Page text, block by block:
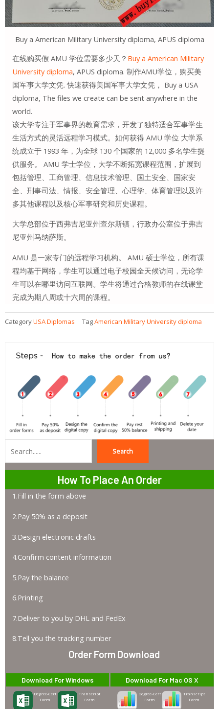
Buy a American Military University diploma, APUS diploma
在线购买假 AMU 学位需要多少天？ Buy a American Military
University diploma, APUS diploma. 制作AMU学位，购买美
国军事大学文凭. 快速获得美国军事大学文凭， Buy a USA
diploma, The files we create can be sent anywhere in the
world.
该大学专注于军事界的教育需求，开发了独特适合军事学生
生活方式的灵活远程学习模式。如何获得 AMU 学位 大学系
统成立于 1993 年，为全球 130 个国家的 12,000 多名学生提
供服务。 AMU 学士学位，大学不断拓宽课程范围，扩展到
包括管理、工商管理、信息技术管理、国土安全、国家安
全、刑事司法、情报、安全管理、心理学、体育管理以及许
多其他课程以及核心军事研究和历史课程。
大学总部位于西弗吉尼亚州查尔斯镇，行政办公室位于弗吉
尼亚州马纳萨斯。
AMU 是一家专门的远程学习机构。 AMU 硕士学位，所有课
程均基于网络，学生可以通过电子校园全天候访问，无论学
生可以在哪里访问互联网。学生将通过合格教师的在线课堂
完成为期八周或十六周的课程。
CategoryUSA Diplomas TagAmerican Military University diploma
Search
How To Place An Order
1.Fill in the form above
2.Pay 50% as a deposit
3.Design electronic drafts
4.Confirm content information
5.Pay the balance
6.Printing
7.Deliver to you by DHL and FedEx
8.Tell you the tracking number
Order Form Download
Download For Windows
Degree-Cert
Form
Transcript
Form
Download For Mac OS X
Degree-Cert
Form
Transcript
Form